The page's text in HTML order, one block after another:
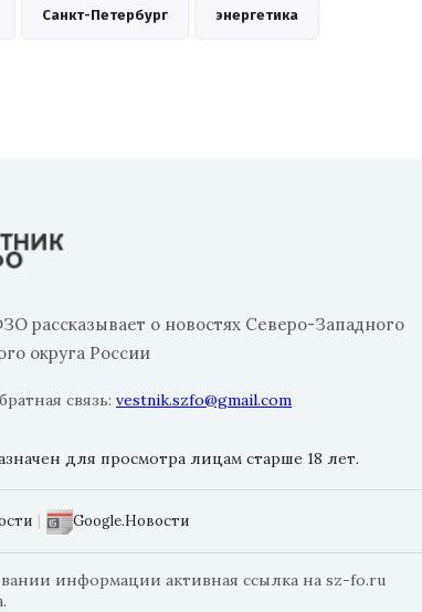
Санкт-Петербург энергетика
рассказывает о новостях Северо-Западного
округа России
связь: vestnik.szfo@gmail.com
для просмотра лицам старше 18 лет.
| Google.Новости
информации активная ссылка на sz-fo.ru